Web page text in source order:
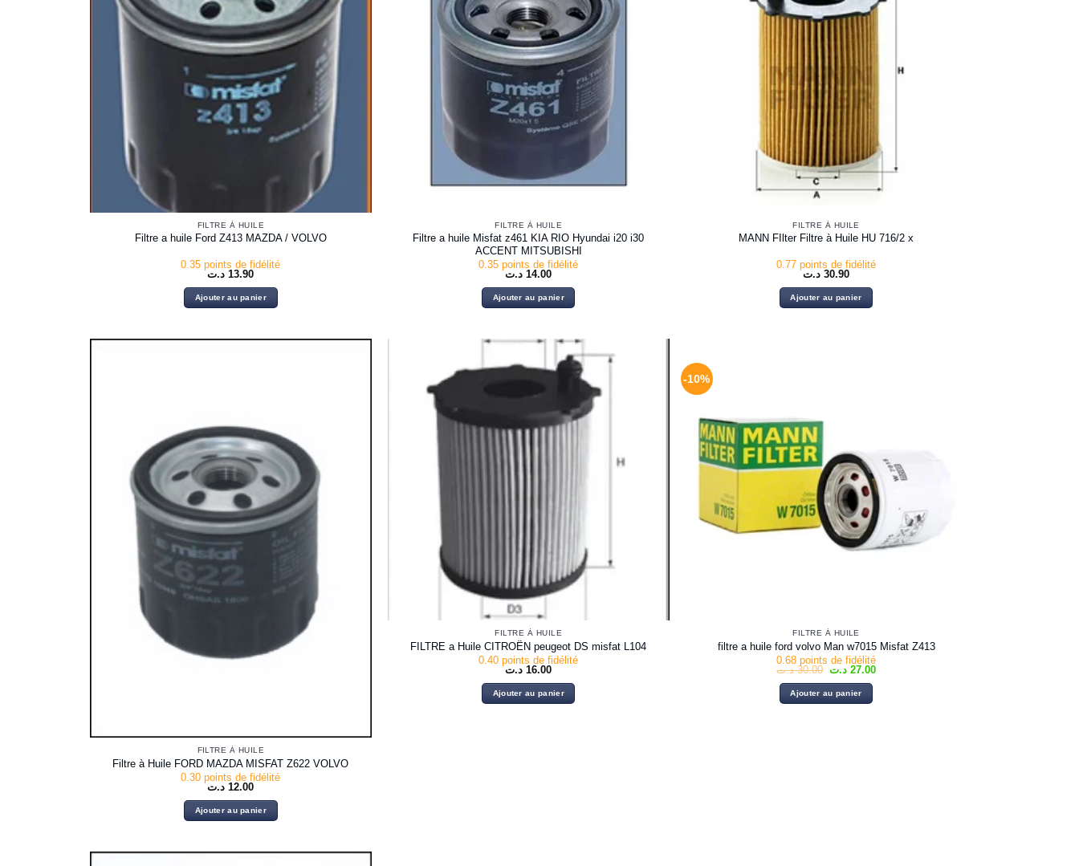
FILTRE À HUILE
Filtre a huile Ford Z413 MAZDA / VOLVO
0.35 points de fidélité
13.90 د.ت
Ajouter au panier
FILTRE À HUILE
Filtre a huile Misfat z461 KIA RIO Hyundai i20 i30
ACCENT MITSUBISHI
0.35 points de fidélité
14.00 د.ت
Ajouter au panier
FILTRE À HUILE
MANN FIlter Filtre à Huile HU 716/2 x
0.77 points de fidélité
30.90 د.ت
Ajouter au panier
FILTRE À HUILE
Filtre à Huile FORD MAZDA MISFAT Z622 VOLVO
0.30 points de fidélité
12.00 د.ت
Ajouter au panier
FILTRE À HUILE
FILTRE a Huile CITROËN peugeot DS misfat L104
0.40 points de fidélité
16.00 د.ت
Ajouter au panier
-10%
FILTRE À HUILE
filtre a huile ford volvo Man w7015 Misfat Z413
0.68 points de fidélité
30.00 د.ت
Le
initial
était :
27.00 د.ت
Le
Ajouter au panier